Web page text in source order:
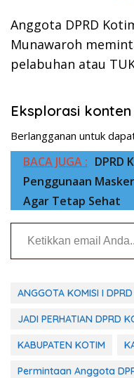
Anggota DPRD
Munawaroh
pelabuhan atau
Eksplorasi
Berlangganan untuk
BACA JUGA : DPRD
Penggunaan
Agar Tetap Sehat
Ketikkan email Anda...
ANGGOTA KOMISI I
JADI PERHATIAN DPRD
KABUPATEN KOTIM
Permintaan Anggota